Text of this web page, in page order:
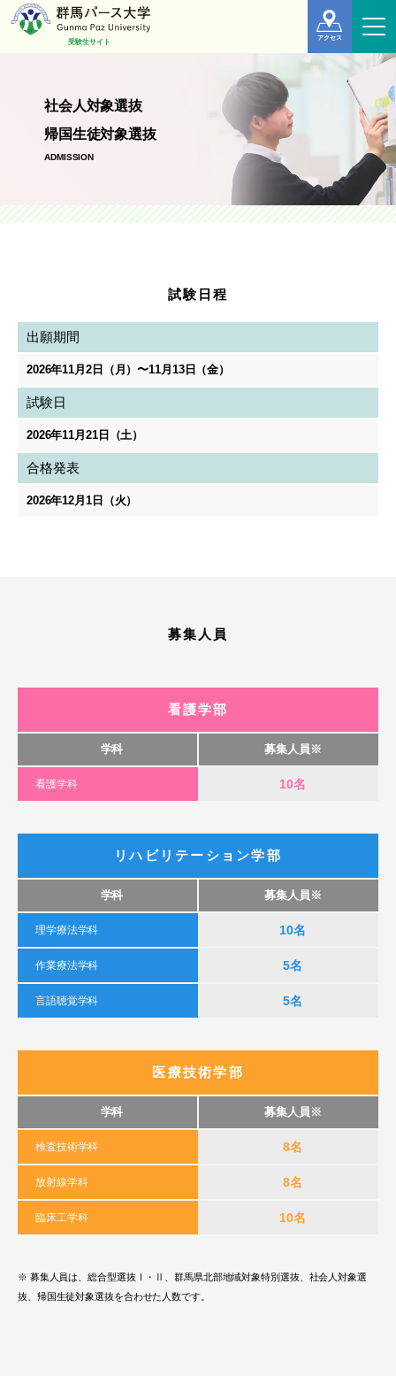
受験生サイト
アクセス
社会人対象選抜
帰国生徒対象選抜
ADMISSION
試験日程
出願期間
2026年11月2日（月）〜11月13日（金）
試験日
2026年11月21日（土）
合格発表
2026年12月1日（火）
募集人員
看護学部
学科 募集人員※
看護学科 10名
リハビリテーション学部
学科 募集人員※
理学療法学科 10名
作業療法学科 5名
言語聴覚学科 5名
医療技術学部
学科 募集人員※
検査技術学科 8名
放射線学科 8名
臨床工学科 10名
※ 募集人員は、総合型選抜Ⅰ・Ⅱ、群馬県北部地域対象特別選抜、 社会人対象選
抜、帰国生徒対象選抜を合わせた人数です。